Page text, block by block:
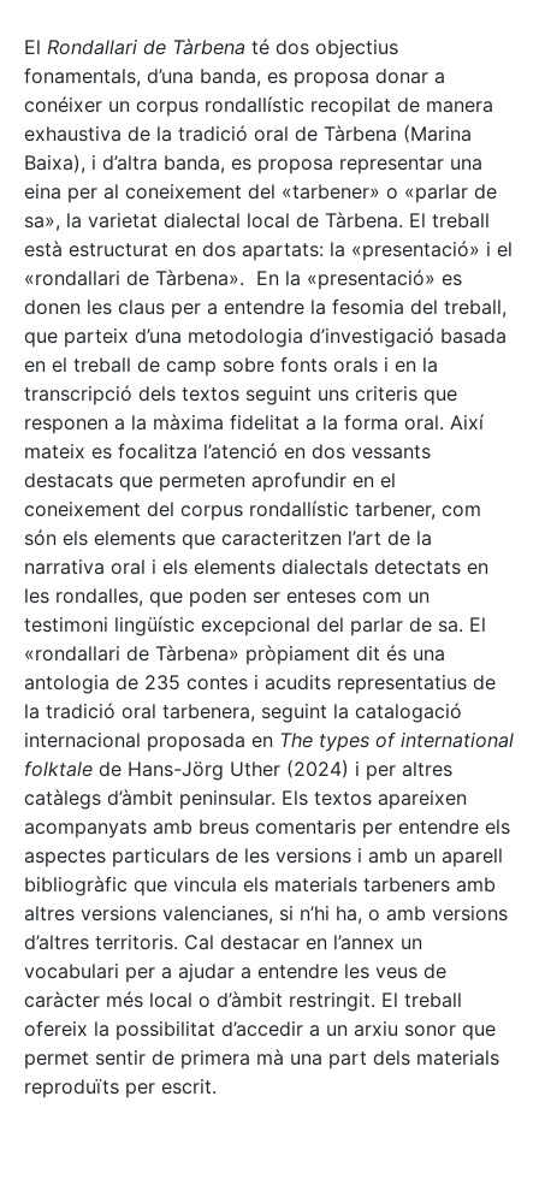
El Rondallari de Tàrbena té dos objectius
fonamentals, d’una banda, es proposa donar a
conéixer un corpus rondallístic recopilat de manera
exhaustiva de la tradició oral de Tàrbena (Marina
Baixa), i d’altra banda, es proposa representar una
eina per al coneixement del «tarbener» o «parlar de
sa», la varietat dialectal local de Tàrbena. El treball
està estructurat en dos apartats: la «presentació» i el
«rondallari de Tàrbena». En la «presentació» es
donen les claus per a entendre la fesomia del treball,
que parteix d’una metodologia d’investigació basada
en el treball de camp sobre fonts orals i en la
transcripció dels textos seguint uns criteris que
responen a la màxima fidelitat a la forma oral. Així
mateix es focalitza l’atenció en dos vessants
destacats que permeten aprofundir en el
coneixement del corpus rondallístic tarbener, com
són els elements que caracteritzen l’art de la
narrativa oral i els elements dialectals detectats en
les rondalles, que poden ser enteses com un
testimoni lingüístic excepcional del parlar de sa. El
«rondallari de Tàrbena» pròpiament dit és una
antologia de 235 contes i acudits representatius de
la tradició oral tarbenera, seguint la catalogació
internacional proposada en The types of international
folktale de Hans-Jörg Uther (2024) i per altres
catàlegs d’àmbit peninsular. Els textos apareixen
acompanyats amb breus comentaris per entendre els
aspectes particulars de les versions i amb un aparell
bibliogràfic que vincula els materials tarbeners amb
altres versions valencianes, si n’hi ha, o amb versions
d’altres territoris. Cal destacar en l’annex un
vocabulari per a ajudar a entendre les veus de
caràcter més local o d’àmbit restringit. El treball
ofereix la possibilitat d’accedir a un arxiu sonor que
permet sentir de primera mà una part dels materials
reproduïts per escrit.